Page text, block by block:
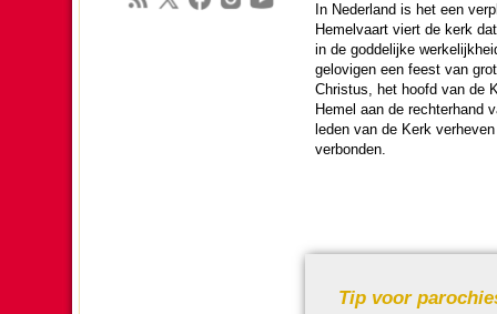
In Neder­land is het een
Hemel­vaart viert de kerk
in de god­de­lijke
gelo­vi­gen een feest van
Christus, het hoofd van de
Hemel aan de rechter­hand
leden van de Kerk
verbon­den.
Tip voor